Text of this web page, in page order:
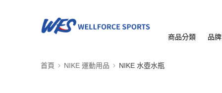
商品分類 品
首頁 NIKE 運動用品 NIKE 水壺水瓶